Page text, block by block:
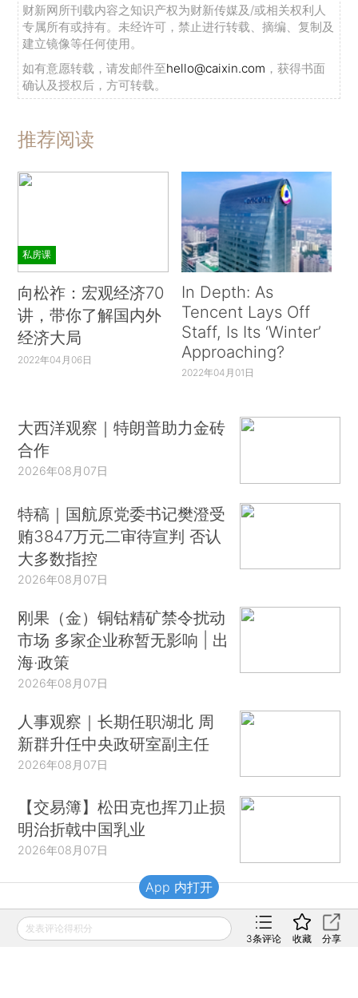
财新网所刊载内容之知识产权为财新传媒及/或相关权利人
专属所有或持有。未经许可，禁止进行转载、摘编、复制及
建立镜像等任何使用。
如有意愿转载，请发邮件至hello@caixin.com ，获得书面
确认及授权后，方可转载。
推荐阅读
私房课
向松祚：宏观经济70
讲，带你了解国内外
经济大局
2022年04月06日
In Depth: As
Tencent Lays Off
Staff, Is Its ‘Winter’
Approaching?
2022年04月01日
大西洋观察｜特朗普助力金砖
合作
2026年08月07日
特稿｜国航原党委书记樊澄受
贿3847万元二审待宣判 否认
大多数指控
2026年08月07日
刚果（金）铜钴精矿禁令扰动
市场 多家企业称暂无影响 | 出
海·政策
2026年08月07日
人事观察｜长期任职湖北 周
新群升任中央政研室副主任
2026年08月07日
【交易簿】松田克也挥刀止损
明治折戟中国乳业
2026年08月07日
财新移动
发表评论得积分
3条评论 收藏 分享
App 内打开